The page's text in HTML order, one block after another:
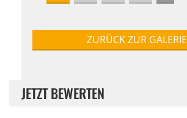
ZURÜCK ZUR GALERIE
JETZT BEWERTEN